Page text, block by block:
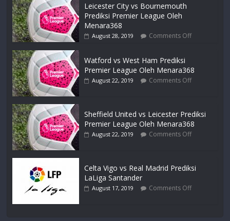
Leicester City vs Bournemouth
Prediksi Premier League Oleh
Menara368
August 28, 2019 Comments Off
Watford vs West Ham Prediksi
Premier League Oleh Menara368
August 22, 2019 Comments Off
Sheffield United vs Leicester Prediksi
Premier League Oleh Menara368
August 22, 2019 Comments Off
Celta Vigo vs Real Madrid Prediksi
LaLiga Santander
August 17, 2019 Comments Off